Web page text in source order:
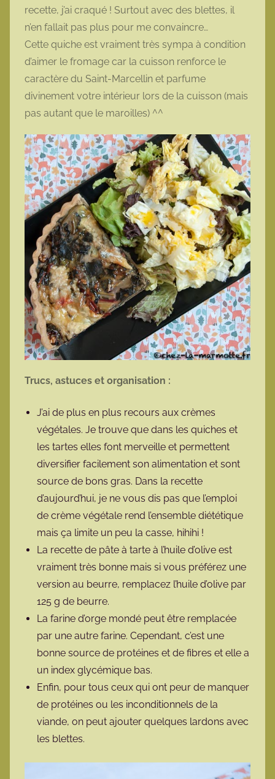
recette, j’ai craqué ! Surtout avec des blettes, il
n’en fallait pas plus pour me convaincre…
Cette quiche est vraiment très sympa à condition
d’aimer le fromage car la cuisson renforce le
caractère du Saint-Marcellin et parfume
divinement votre intérieur lors de la cuisson (mais
pas autant que le maroilles) ^^
Trucs, astuces et organisation :
J’ai de plus en plus recours aux crèmes
végétales. Je trouve que dans les quiches et
les tartes elles font merveille et permettent
diversifier facilement son alimentation et sont
source de bons gras. Dans la recette
d’aujourd’hui, je ne vous dis pas que l’emploi
de crème végétale rend l’ensemble diététique
mais ça limite un peu la casse, hihihi !
La recette de pâte à tarte à l’huile d’olive est
vraiment très bonne mais si vous préférez une
version au beurre, remplacez l’huile d’olive par
125 g de beurre.
La farine d’orge mondé peut être remplacée
par une autre farine. Cependant, c’est une
bonne source de protéines et de fibres et elle a
un index glycémique bas.
Enfin, pour tous ceux qui ont peur de manquer
de protéines ou les inconditionnels de la
viande, on peut ajouter quelques lardons avec
les blettes.